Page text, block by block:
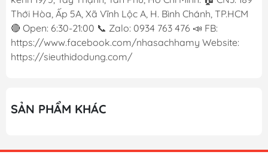
Thới Hòa, Ấp 5A, Xã Vĩnh Lộc A, H. Bình Chánh, TP.HCM
🔴 Open: 6:30-21:00 📞 Zalo: 0934 763 476 📣 FB:
https://www.facebook.com/nhasachhamy Website:
https://sieuthidodung.com/
SẢN PHẨM KHÁC